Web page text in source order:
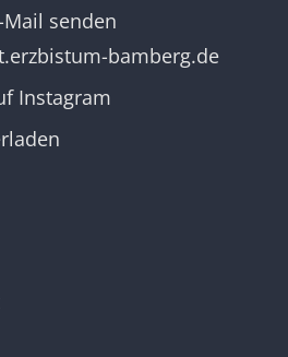
Mail senden
bamberg.de
Instagram